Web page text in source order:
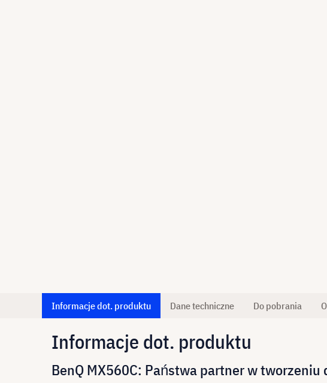
Informacje dot. produktu Dane techniczne Do pobrania
Informacje dot. produktu
BenQ MX560C: Państwa partner w tworzeniu